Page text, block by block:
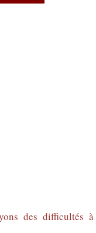
des difficultés à